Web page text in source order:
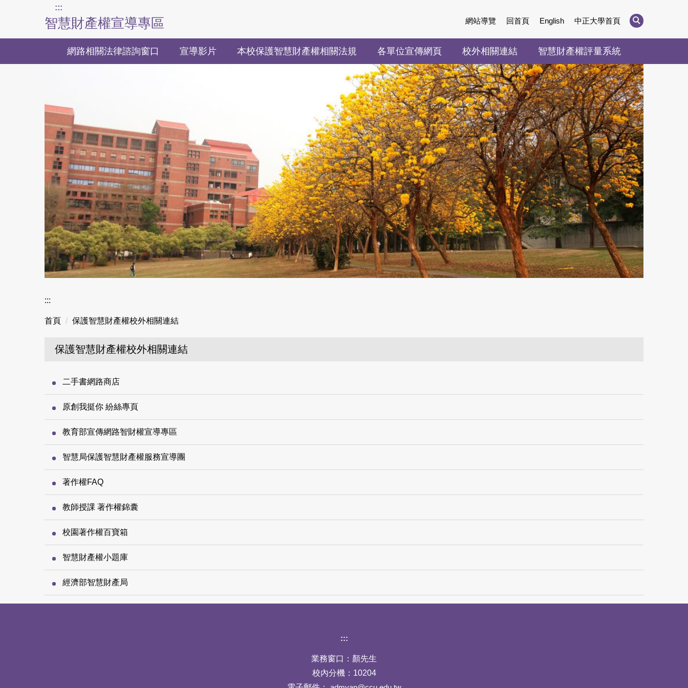
:::
智慧財產權宣導專區 網站導覽 回首頁 English 中正大學首頁
網路相關法律諮詢窗口 宣導影片 本校保護智慧財產權相關法規 各單位宣傳網頁 校外相關連結 智慧財產權評量系統
:::
首頁 保護智慧財產權校外相關連結
保護智慧財產權校外相關連結
二手書網路商店
原創我挺你 紛絲專頁
教育部宣傳網路智財權宣導專區
智慧局保護智慧財產權服務宣導團
著作權FAQ
教師授課 著作權錦囊
校園著作權百寶箱
智慧財產權小題庫
經濟部智慧財產局
:::下方網站資訊區塊
業務窗口：顏先生
校內分機：10204